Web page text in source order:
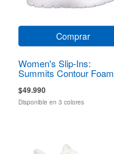
Comprar
Women's Slip-Ins:
Summits Contour Foam
$49.990
Disponible en 3 colores